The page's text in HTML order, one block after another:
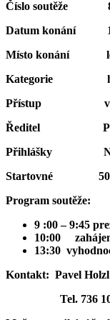
Číslo soutěže
Datum konání
Místo konání
Kategorie
Přístup
Ředitel
Přihlášky Na
Startovné 50,-
Program soutěže:
9 :00 – 9:45
10:00
13:30
Kontakt: Pavel
Tel. 736 105